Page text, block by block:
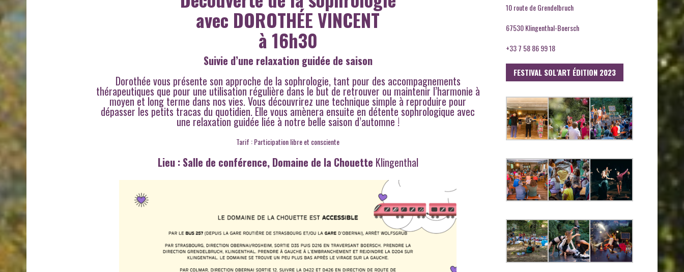
avec DOROTHÉE VINCENT
à 16h30
Suivie d’une relaxation guidée de saison
Dorothée vous présente son approche de la sophrologie, tant pour des accompagnements
thérapeutiques que pour une utilisation régulière dans le but de retrouver ou maintenir l’harmonie à
moyen et long terme dans nos vies. Vous découvrirez une technique simple à reproduire pour
dépasser les petits tracas du quotidien. Elle vous amènera ensuite en détente sophrologique avec
une relaxation guidée liée à notre belle saison d’automne !
Tarif : Participation libre et consciente
Lieu : Salle de conférence, Domaine de la Chouette Klingenthal
10 route de Grendelbruch
67530 Klingenthal-Boersch
+33 7 58 86 99 18
FESTIVAL SOL’ART ÉDITION 2023